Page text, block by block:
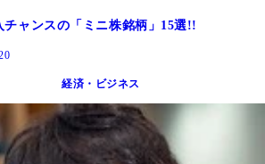
チャンスの「ミニ株銘柄」15選!!
経済・ビジネス